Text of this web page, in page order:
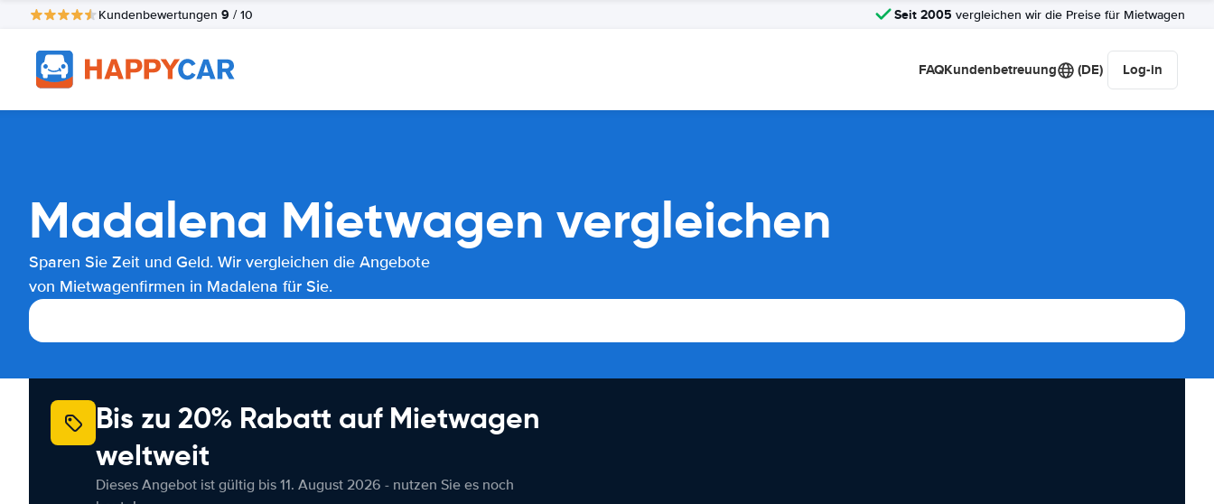
Kundenbewertungen 9 / 10 Seit 2005 vergleichen wir die Preise für Mietwagen
FAQKundenbetreuung (DE) Log-in
Madalena Mietwagen vergleichen
Sparen Sie Zeit und Geld. Wir vergleichen die Angebote
von Mietwagenfirmen in Madalena für Sie.
Bis zu 20% Rabatt auf Mietwagen
weltweit
Dieses Angebot ist gültig bis 11. August 2026 - nutzen Sie es noch